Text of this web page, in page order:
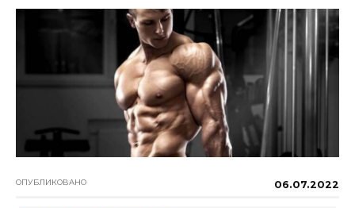
ОПУБЛИКОВАНО 06.07.2022